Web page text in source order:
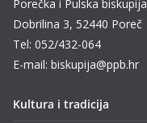
Porečka i Pulska biskupija
Dobrilina 3, 52440 Poreč
Tel: 052/432-064
E-mail: biskupija@ppb.hr
Kultura i tradicija